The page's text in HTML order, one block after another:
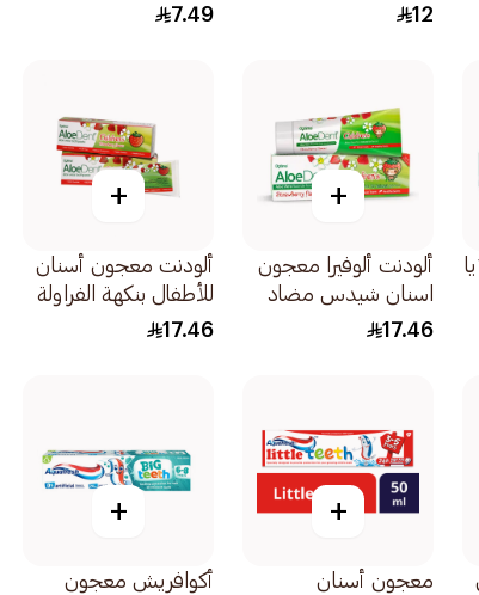
12
125مل
7.49
+
ألودنت ألوفيرا معجون
اسنان شيدس مضاد
للتسوس بالفراولة
17.46
+
ألودنت معجون أسنان
للأطفال بنكهة الفراولة
والصبار 50مل
17.46
+
معجون أسنان
+
أكوافريش معجون